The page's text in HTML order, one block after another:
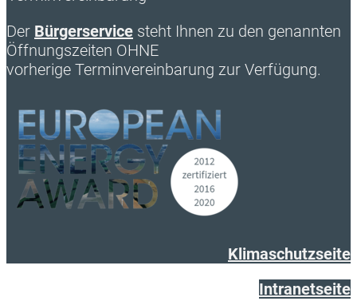
Der Bürgerservice steht Ihnen zu den genannten
Öffnungszeiten OHNE
vorherige Terminvereinbarung zur Verfügung.
Klimaschutzseite
Intranetseite